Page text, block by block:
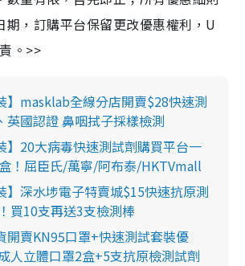
期，訂購平台保留更改優惠權利，U
。>>
】masklab全線分店開賣$28快速測
英國認證 鼻咽拭子採樣檢測
】20大病毒快速測試劑購買平台一
！屈臣氏/萬寧/阿布泰/HKTVmall
】深水埗電子特賣城$15快速抗原測
買10支再送3支檢測棒
開賣KN95口罩+快速測試套裝優
人立體口罩2盒+5支抗原檢測試劑